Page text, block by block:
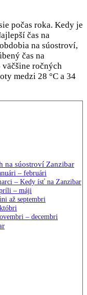
počas roka. Kedy je
čas na
na súostroví,
čas na
väčšine ročných
medzi 28 °C a 34
na súostroví Zanzibar
– februári
– Kedy ísť na Zanzibar
– máji
až septembri
– decembri